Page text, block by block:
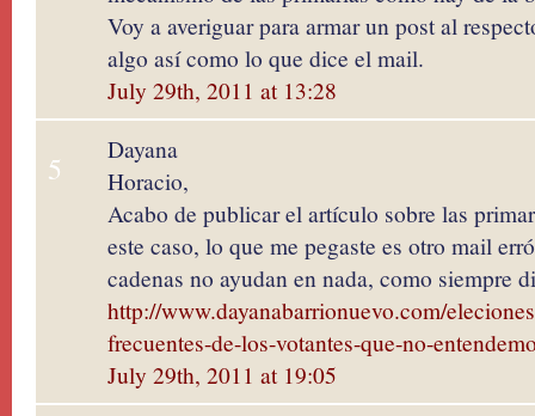
Voy a averiguar para armar un post al
algo así como lo que dice el mail.
July 29th, 2011 at 13:28
5
Dayana
Horacio,
Acabo de publicar el artículo sobre las
este caso, lo que me pegaste es otro mail
cadenas no ayudan en nada, como siempre
http://www.dayanabarrionuevo.com/
frecuentes-de-los-votantes-que-no-
July 29th, 2011 at 19:05